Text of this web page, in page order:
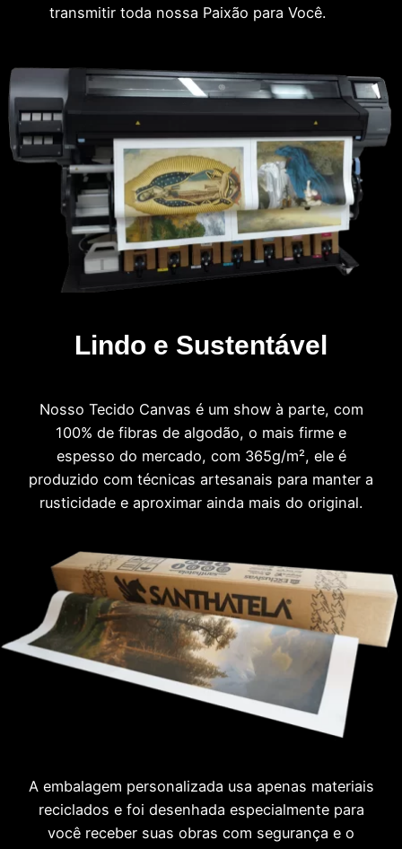
transmitir toda nossa Paixão para Você.
Lindo e Sustentável
Nosso Tecido Canvas é um show à parte, com
100% de fibras de algodão, o mais firme e
espesso do mercado, com 365g/m², ele é
produzido com técnicas artesanais para manter a
rusticidade e aproximar ainda mais do original.
A embalagem personalizada usa apenas materiais
reciclados e foi desenhada especialmente para
você receber suas obras com segurança e o